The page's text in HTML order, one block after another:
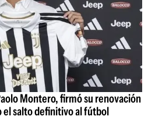
Montero, firmó su renovación
el salto definitivo al fútbol